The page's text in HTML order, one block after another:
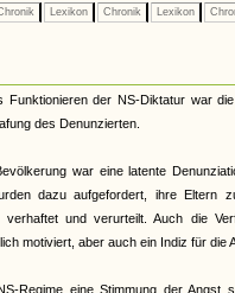
Lexikon Chronik Lexikon
Funktionieren der NS-Diktatur war
des Denunzierten.
war eine latente
dazu aufgefordert, ihre Eltern
verhaftet und verurteilt. Auch die
motiviert, aber auch ein Indiz für die
Regime eine Stimmung der